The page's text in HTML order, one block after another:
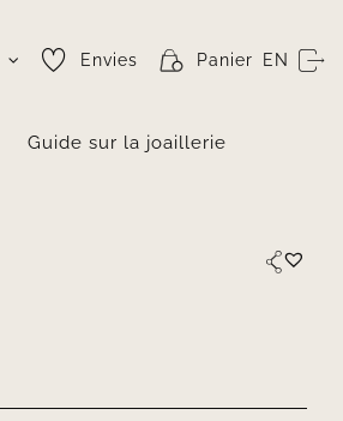
Envies Panier EN
Guide sur la joaillerie